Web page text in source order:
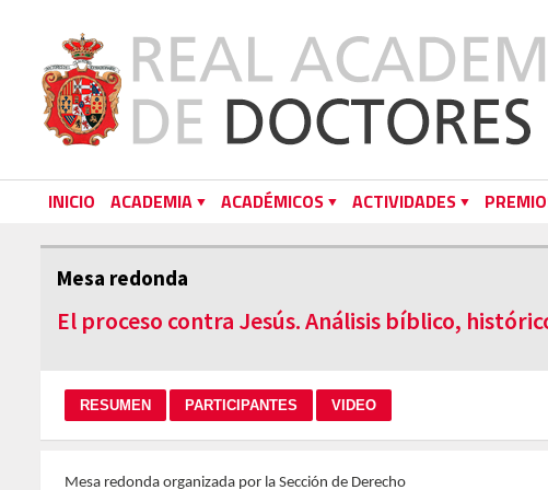
INICIO ACADEMIA ACADÉMICOS ACTIVIDADES
Mesa redonda
El proceso contra Jesús. Análisis bíblico,
Mesa redonda organizada por la Sección de Derecho